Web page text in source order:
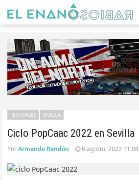
Ciclo PopCaac 2022 en Sevilla
FESTIVALES MÚSICA
PorArmando Rendón 8 agosto, 2022 11:08